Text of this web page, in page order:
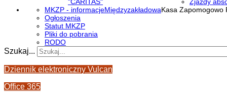
"CARITAS"
Zjazdy
MiędzyzakładowaKasa Zapomogowo
MKZP - informacje
Ogłoszenia
Statut MKZP
Pliki do pobrania
RODO
Szukaj...
Dziennik elektroniczny Vulcan
Office 365